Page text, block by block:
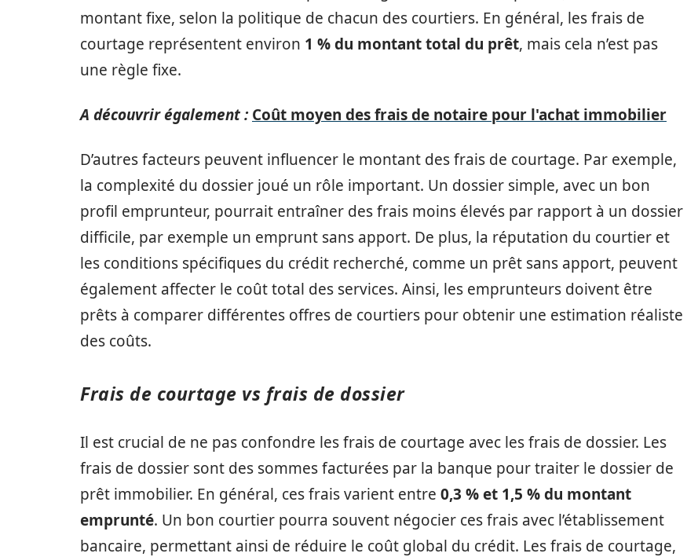
montant fixe, selon la politique de chacun des courtiers. En général, les frais de
courtage représentent environ 1 % du montant total du prêt, mais cela n’est pas
une règle fixe.
A découvrir également : Coût moyen des frais de notaire pour l'achat immobilier
D’autres facteurs peuvent influencer le montant des frais de courtage. Par exemple,
la complexité du dossier joué un rôle important. Un dossier simple, avec un bon
profil emprunteur, pourrait entraîner des frais moins élevés par rapport à un dossier
difficile, par exemple un emprunt sans apport. De plus, la réputation du courtier et
les conditions spécifiques du crédit recherché, comme un prêt sans apport, peuvent
également affecter le coût total des services. Ainsi, les emprunteurs doivent être
prêts à comparer différentes offres de courtiers pour obtenir une estimation réaliste
des coûts.
Frais de courtage vs frais de dossier
Il est crucial de ne pas confondre les frais de courtage avec les frais de dossier. Les
frais de dossier sont des sommes facturées par la banque pour traiter le dossier de
prêt immobilier. En général, ces frais varient entre 0,3 % et 1,5 % du montant
emprunté. Un bon courtier pourra souvent négocier ces frais avec l’établissement
bancaire, permettant ainsi de réduire le coût global du crédit. Les frais de courtage,